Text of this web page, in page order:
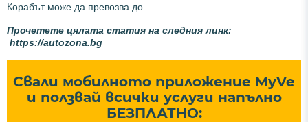
Корабът може да превозва до...
Прочетете цялата статия на следния линк:
https://autozona.bg
Свали мобилното приложение MyVe
и ползвай всички услуги напълно
БЕЗПЛАТНО: